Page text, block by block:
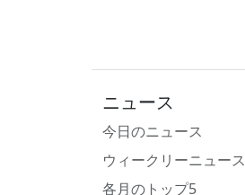
ニュース
今日のニュース
ウィークリーニュース
各月のトップ5